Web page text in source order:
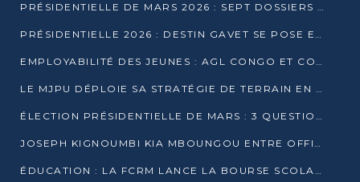
PRÉSIDENTIELLE DE MARS 2026 : SEPT DOSSIERS DE CANDIDATURE ENREGISTRÉS À LA CLÔTURE DES DÉPÔTS
PRÉSIDENTIELLE 2026 : DESTIN GAVET SE POSE EN CANDIDAT DU « RAS-LE-BOL »
EMPLOYABILITÉ DES JEUNES : AGL CONGO ET CONGO TERMINAL S’ALLIENT À UCAC-ICAM
LE MJPU DÉPLOIE SA STRATÉGIE DE TERRAIN EN FAVEUR DE DSN
ÉLECTION PRÉSIDENTIELLE DE MARS : 3 QUESTIONS À UN EXPERT CONGOLAIS DE LA CYBERSÉCURITÉ
JOSEPH KIGNOUMBI KIA MBOUNGOU ENTRE OFFICIELLEMENT EN COURSE POUR LA PRÉSIDENTIELLE
ÉDUCATION : LA FCRM LANCE LA BOURSE SCOLAIRE FRANCINE-NTOUMI POUR PROMOUVOIR LES FILIÈRES SCIENTIFIQUES